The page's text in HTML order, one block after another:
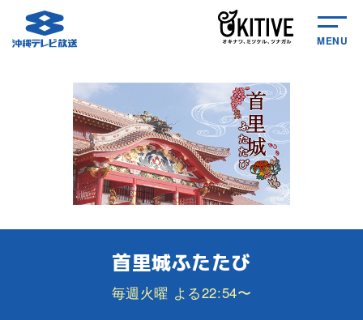
MENU
首里城ふたたび
毎週火曜 よる22:54〜